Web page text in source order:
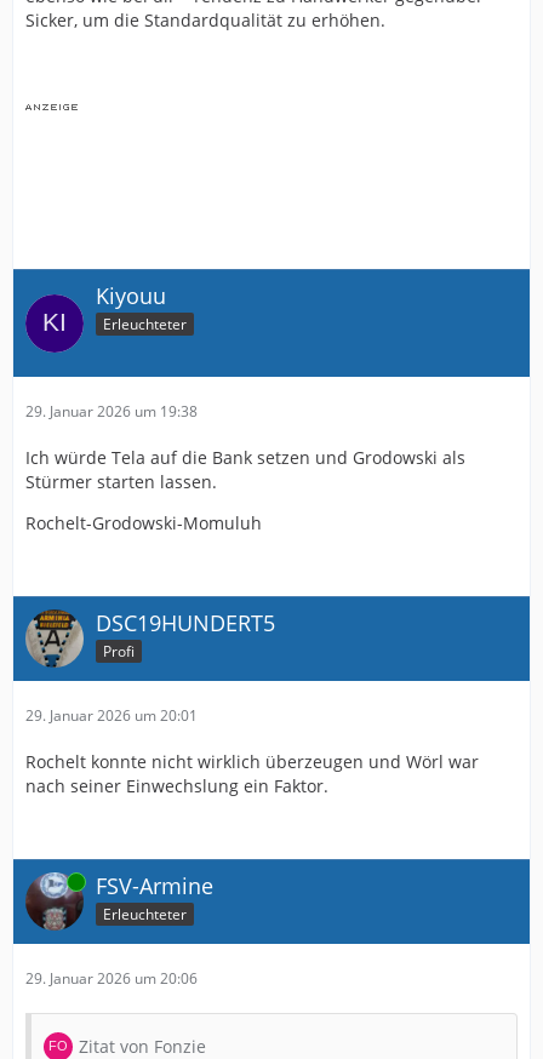
Kersken
Sicker, um die Standardqualität zu erhöhen.
Kiyouu
Erleuchteter
29. Januar 2026 um 19:38
Ich würde Tela auf die Bank setzen und Grodowski als
Stürmer starten lassen.
Rochelt-Grodowski-Momuluh
DSC19HUNDERT5
Profi
29. Januar 2026 um 20:01
Rochelt konnte nicht wirklich überzeugen und Wörl war
nach seiner Einwechslung ein Faktor.
Online FSV-Armine
Erleuchteter
29. Januar 2026 um 20:06
Zitat von Fonzie